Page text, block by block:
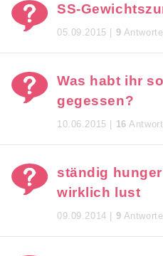
SS-
05.09.2015 | 9
Was habt ihr
gegessen?
10.06.2015 | 16
ständig
wirklich lust
09.09.2014 | 9